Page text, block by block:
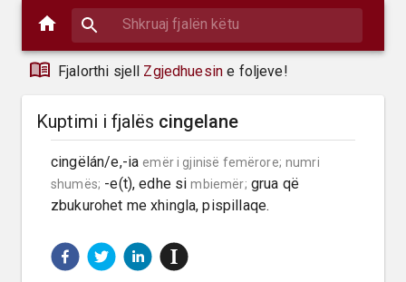
Fjalorthi sjell Zgjedhuesin e foljeve!
Kuptimi i fjalës cingelane
cingëlán/e,-ia emër i gjinisë femërore; numri
shumës; -e(t), edhe si mbiemër; grua që
zbukurohet me xhingla, pispillaqe.